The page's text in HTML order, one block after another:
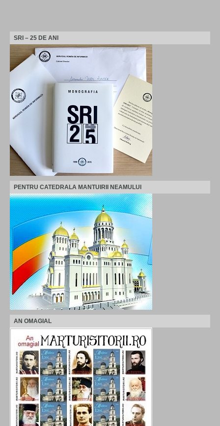
SRI – 25 DE ANI
PENTRU CATEDRALA MANTUIRII NEAMULUI
AN OMAGIAL